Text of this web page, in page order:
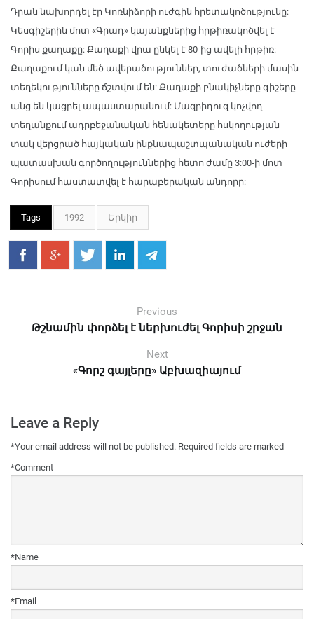
Դրան նախորդել էր Կոռնիձորի ուժգին հրետակոծությունը:
Կեսգիշերին մոտ «Գրադ» կայանքներից հրթիռակոծվել է
Գորիս քաղաքը: Քաղաքի վրա ընկել է 80-ից ավելի հրթիռ:
Քաղաքում կան մեծ ավերածություններ, տուժածների մասին
տեղեկությունները ճշտվում են: Քաղաքի բնակիչները գիշերը
անց են կացրել ապաստարանում: Մազրիդուզ կոչվող
տեղանքում ադրբեջանական հենակետերը հսկողության
տակ վերցրած հայկական ինքնապաշտպանական ուժերի
պատասխան գործողություններից հետո ժամը 3:00-ի մոտ
Գորիսում հաստատվել է հարաբերական անդորր:
Tags 1992 Երկիր
Previous
Թշնամին փորձել է ներխուժել Գորիսի շրջան
Next
«Գորշ գայլերը» Աբխազիայում
Leave a Reply
Your email address will not be published. Required fields are marked
*
Comment
*
Name
*
Email
*